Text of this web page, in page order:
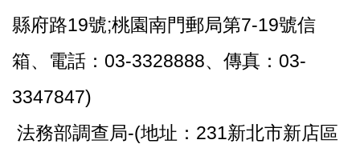
縣府路19號;桃園南門郵局第7-19號信
箱、電話：03-3328888、傳真：03-
3347847)
法務部調查局-(地址：231新北市新店區